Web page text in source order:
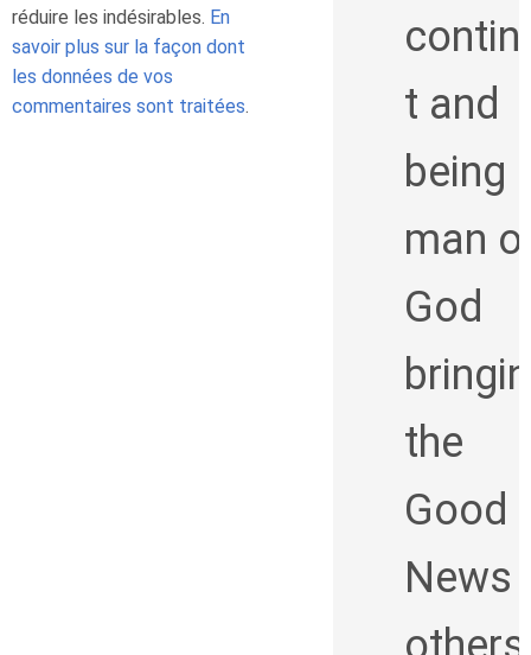
réduire les indésirables. En
savoir plus sur la façon dont
les données de vos
commentaires sont traitées.
t and
being
man
God
the
Good
News